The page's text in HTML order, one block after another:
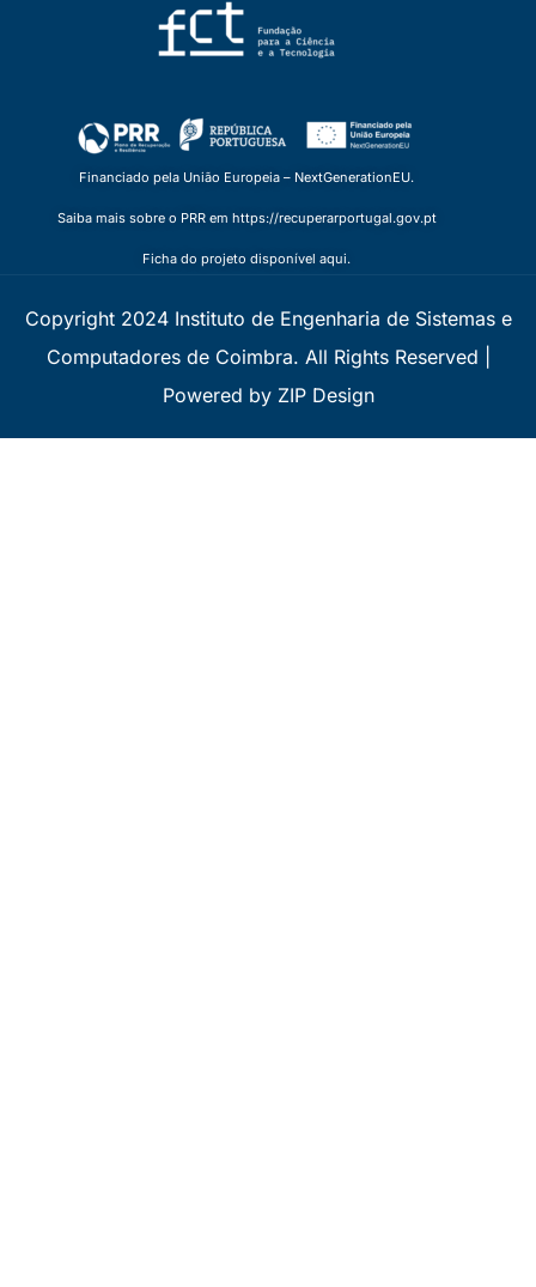
Financiado pela União Europeia – NextGenerationEU.
Saiba mais sobre o PRR em https://recuperarportugal.gov.pt
Ficha do projeto disponível aqui.
Copyright 2024 Instituto de Engenharia de Sistemas e
Computadores de Coimbra. All Rights Reserved |
Powered by ZIP Design